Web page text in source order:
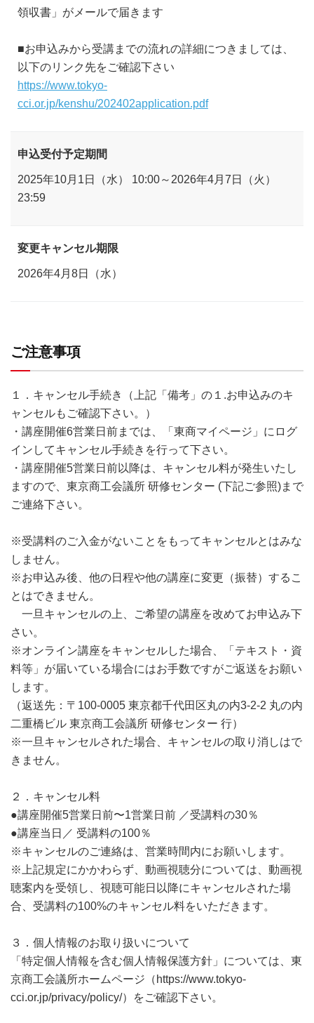
領収書」がメールで届きます
■お申込みから受講までの流れの詳細につきましては、
以下のリンク先をご確認下さい
https://www.tokyo-
cci.or.jp/kenshu/202402application.pdf
申込受付予定期間
2025年10月1日（水） 10:00～2026年4月7日（火）
23:59
変更キャンセル期限
2026年4月8日（水）
ご注意事項
１．キャンセル手続き（上記「備考」の１.お申込みのキ
ャンセルもご確認下さい。）
・講座開催6営業日前までは、「東商マイページ」にログ
インしてキャンセル手続きを行って下さい。
・講座開催5営業日前以降は、キャンセル料が発生いたし
ますので、東京商工会議所 研修センター (下記ご参照)まで
ご連絡下さい。
※受講料のご入金がないことをもってキャンセルとはみな
しません。
※お申込み後、他の日程や他の講座に変更（振替）するこ
とはできません。
一旦キャンセルの上、ご希望の講座を改めてお申込み下
さい。
※オンライン講座をキャンセルした場合、「テキスト・資
料等」が届いている場合にはお手数ですがご返送をお願い
します。
（返送先：〒100-0005 東京都千代田区丸の内3-2-2 丸の内
二重橋ビル 東京商工会議所 研修センター 行）
※一旦キャンセルされた場合、キャンセルの取り消しはで
きません。
２．キャンセル料
●講座開催5営業日前〜1営業日前 ／受講料の30％
●講座当日／ 受講料の100％
※キャンセルのご連絡は、営業時間内にお願いします。
※上記規定にかかわらず、動画視聴分については、動画視
聴案内を受領し、視聴可能日以降にキャンセルされた場
合、受講料の100%のキャンセル料をいただきます。
３．個人情報のお取り扱いについて
「特定個人情報を含む個人情報保護方針」については、東
京商工会議所ホームページ（https://www.tokyo-
cci.or.jp/privacy/policy/）をご確認下さい。